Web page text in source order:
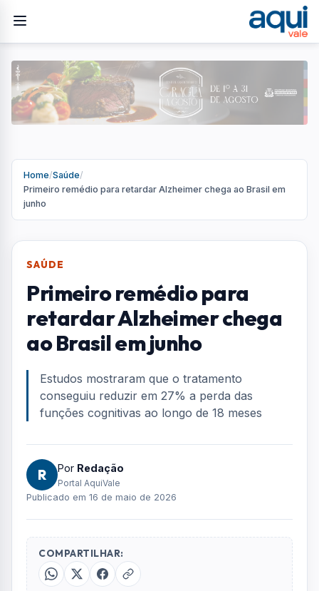
Home/Saúde/
Primeiro remédio para retardar Alzheimer chega ao Brasil em
junho
SAÚDE
Primeiro remédio para
retardar Alzheimer chega
ao Brasil em junho
Estudos mostraram que o tratamento
conseguiu reduzir em 27% a perda das
funções cognitivas ao longo de 18 meses
R Por Redação
Portal AquiVale
Publicado em 16 de maio de 2026
COMPARTILHAR: